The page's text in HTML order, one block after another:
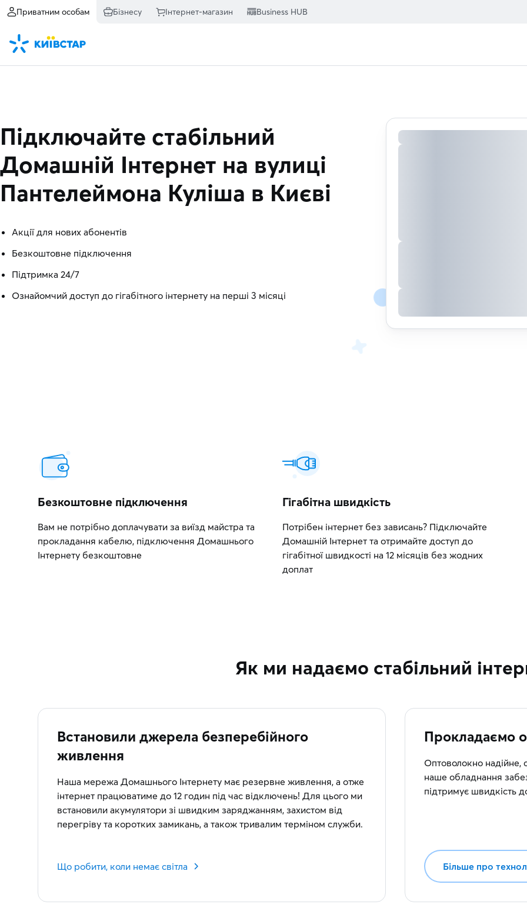
Приватним особам Бізнесу Інтернет-магазин Business HUB
Підключайте стабільний
Домашній Інтернет на вулиці
Пантелеймона Куліша в Києві
Акції для нових абонентів
Безкоштовне підключення
Підтримка 24/7
Ознайомчий доступ до гігабітного інтернету на перші 3 місяці
Безкоштовне підключення
Вам не потрібно доплачувати за виїзд майстра та
прокладання кабелю, підключення Домашнього
Інтернету безкоштовне
Гігабітна швидкість
Потрібен інтернет без зависань? Підключайте
Домашній Інтернет та отримайте доступ до
гігабітної швидкості на 12 місяців без жодних
доплат
Як ми надаємо стабільний
Встановили джерела безперебійного
живлення
Наша мережа Домашнього Інтернету має резервне живлення, а отже
інтернет працюватиме до 12 годин під час відключень! Для цього ми
встановили акумулятори зі швидким заряджанням, захистом від
перегріву та коротких замикань, а також тривалим терміном служби.
Що робити, коли немає світла
Прокладаємо
Оптоволокно надійне,
наше обладнання
підтримує швидкість
Більше про